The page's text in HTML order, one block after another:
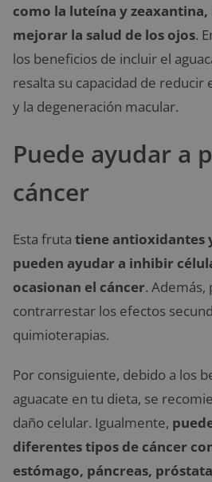
como la luteína y zeaxantina,
mejorar la salud de los ojos.
los beneficios de incluir el
resalta su capacidad de reducir
y la degeneración macular.
Puede ayudar a
cáncer
Esta fruta tiene antioxidantes
pueden ayudar a inhibir
ocasionan el cáncer. Además,
contrarrestar los efectos
quimioterapias.
Por consiguiente, debido a los
aguacate en tu dieta, se
daño celular. Igualmente,
diferentes tipos de cáncer
estómago, páncreas,